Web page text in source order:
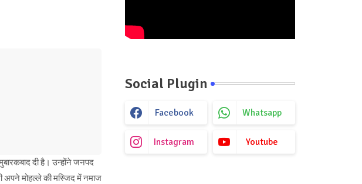
दी है। उन्होंने जनपद
अपने मोहल्ले की मस्जिद में नमाज
Social Plugin
Facebook Whatsapp
Instagram Youtube